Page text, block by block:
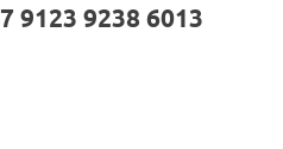
9123 9238 6013